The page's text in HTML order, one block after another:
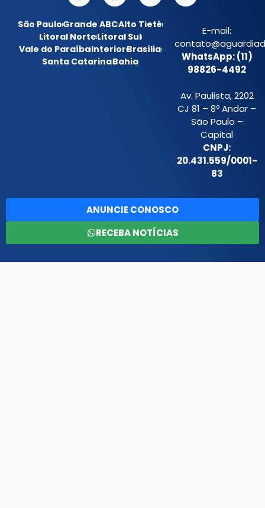
São PauloGrande ABCAlto Tietê
Litoral NorteLitoral Sul
Vale do ParaíbaInteriorBrasília
Santa CatarinaBahia
E-mail:
WhatsApp: (11)
98826-4492
Av. Paulista, 2202
CJ 81 – 8º Andar –
São Paulo –
Capital
CNPJ:
20.431.559/0001-
83
ANUNCIE CONOSCO
RECEBA NOTÍCIAS